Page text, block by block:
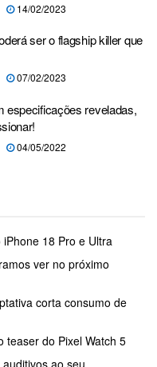
14/02/2023
ser o flagship killer que
07/02/2023
especificações reveladas,
04/05/2022
18 Pro e Ultra
ver no próximo
corta consumo de
teaser do Pixel Watch 5
ao seu